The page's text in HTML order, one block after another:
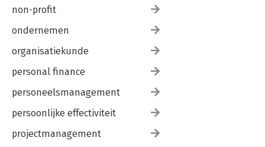
non-profit
ondernemen
organisatiekunde
personal finance
personeelsmanagement
persoonlijke effectiviteit
projectmanagement